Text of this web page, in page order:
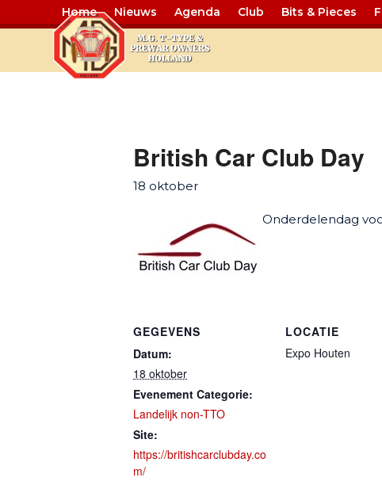
Home Nieuws Agenda Club Bits & Pieces
British Car Club Day
18 oktober
Onderdelendag
GEGEVENS
Datum:
18 oktober
Evenement Categorie:
Landelijk non-TTO
Site:
https://britishcarclubday.co
m/
LOCATIE
Expo Houten